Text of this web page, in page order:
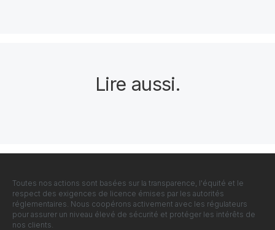
Lire aussi.
Toutes nos actions sont basées sur la transparence, l'équité et le
respect des exigences de licence émises par les autorités
réglementaires. Nous coopérons activement avec les régulateurs
pour assurer un niveau élevé de sécurité et protéger les intérêts de
nos clients.